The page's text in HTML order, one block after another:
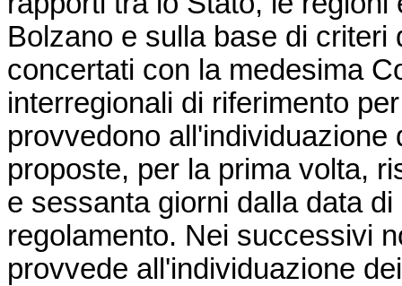
Bolzano e sulla base di
concertati con la medesima
interregionali di riferimento
provvedono
proposte, per la prima volta,
e sessanta giorni dalla data
regolamento. Nei successivi
provvede all'individuazione